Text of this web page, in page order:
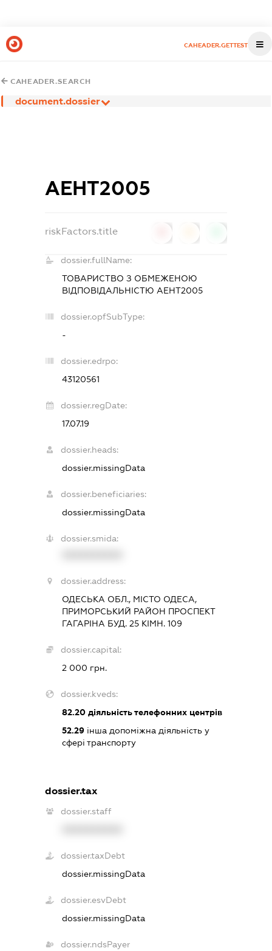
CAHEADER.GETTEST
CAHEADER.SEARCH
document.dossier
АЕНТ2005
riskFactors.title
dossier.fullName:
ТОВАРИСТВО З ОБМЕЖЕНОЮ
ВІДПОВІДАЛЬНІСТЮ АЕНТ2005
dossier.opfSubType:
-
dossier.edrpo:
43120561
dossier.regDate:
17.07.19
dossier.heads:
dossier.missingData
dossier.beneficiaries:
dossier.missingData
dossier.smida:
dossier.address:
ОДЕСЬКА ОБЛ., МІСТО ОДЕСА,
ПРИМОРСЬКИЙ РАЙОН ПРОСПЕКТ
ГАГАРІНА БУД. 25 КІМН. 109
dossier.capital:
2 000 грн.
dossier.kveds:
82.20 діяльність телефонних центрів
52.29 інша допоміжна діяльність у
сфері транспорту
dossier.tax
dossier.staff
dossier.taxDebt
dossier.missingData
dossier.esvDebt
dossier.missingData
dossier.ndsPayer